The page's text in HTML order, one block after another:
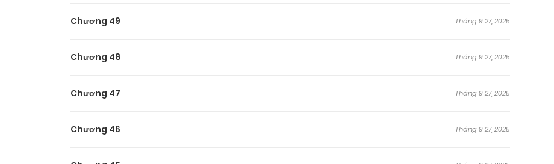
Chương 49 Tháng 9 27, 2025
Chương 48 Tháng 9 27, 2025
Chương 47 Tháng 9 27, 2025
Chương 46 Tháng 9 27, 2025